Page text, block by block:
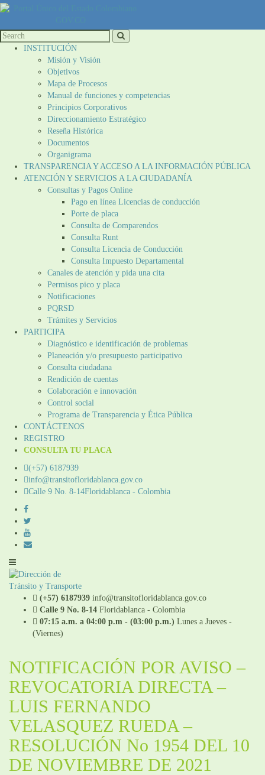
INSTITUCIÓN
Misión y Visión
Objetivos
Mapa de Procesos
Manual de funciones y competencias
Principios Corporativos
Direccionamiento Estratégico
Reseña Histórica
Documentos
Organigrama
TRANSPARENCIA Y ACCESO A LA INFORMACIÓN PÚBLICA
ATENCIÓN Y SERVICIOS A LA CIUDADANÍA
Consultas y Pagos Online
Pago en línea Licencias de conducción
Porte de placa
Consulta de Comparendos
Consulta Runt
Consulta Licencia de Conducción
Consulta Impuesto Departamental
Canales de atención y pida una cita
Permisos pico y placa
Notificaciones
PQRSD
Trámites y Servicios
PARTICIPA
Diagnóstico e identificación de problemas
Planeación y/o presupuesto participativo​
Consulta ciudadana
Rendición de cuentas
Colaboración e innovación
Control social
Programa de Transparencia y Ética Pública
CONTÁCTENOS
REGISTRO
CONSULTA TU PLACA
(+57) 6187939
info@transitofloridablanca.gov.co
Calle 9 No. 8-14Floridablanca - Colombia
(+57) 6187939 info@transitofloridablanca.gov.co
Calle 9 No. 8-14 Floridablanca - Colombia
07:15 a.m. a 04:00 p.m - (03:00 p.m.) Lunes a Jueves -
(Viernes)
NOTIFICACIÓN POR AVISO –
REVOCATORIA DIRECTA –
LUIS FERNANDO
VELASQUEZ RUEDA –
RESOLUCIÓN No 1954 DEL 10
DE NOVIEMBRE DE 2021